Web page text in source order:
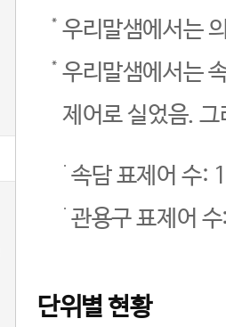
우리말샘에서는
우리말샘에서는
제어로 실었음.
속담 표제어 수:
관용구 표제어
단위별 현황